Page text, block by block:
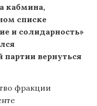
кабмина,
списке
и солидарность»
вернуться
фракции